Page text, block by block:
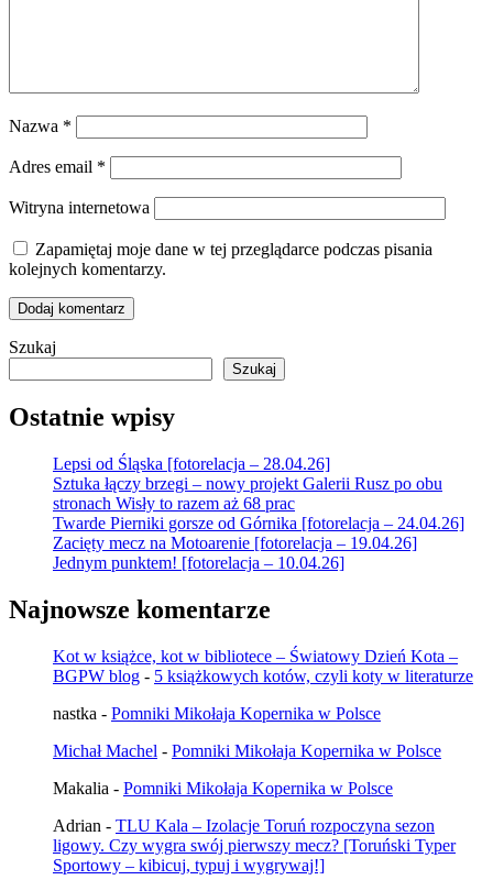
Nazwa *
Adres email *
Witryna internetowa
Zapamiętaj moje dane w tej przeglądarce podczas pisania
kolejnych komentarzy.
Szukaj
Szukaj
Ostatnie wpisy
Lepsi od Śląska [fotorelacja – 28.04.26]
Sztuka łączy brzegi – nowy projekt Galerii Rusz po obu
stronach Wisły to razem aż 68 prac
Twarde Pierniki gorsze od Górnika [fotorelacja – 24.04.26]
Zacięty mecz na Motoarenie [fotorelacja – 19.04.26]
Jednym punktem! [fotorelacja – 10.04.26]
Najnowsze komentarze
Kot w książce, kot w bibliotece – Światowy Dzień Kota –
BGPW blog - 5 książkowych kotów, czyli koty w literaturze
nastka - Pomniki Mikołaja Kopernika w Polsce
Michał Machel - Pomniki Mikołaja Kopernika w Polsce
Makalia - Pomniki Mikołaja Kopernika w Polsce
Adrian - TLU Kala – Izolacje Toruń rozpoczyna sezon
ligowy. Czy wygra swój pierwszy mecz? [Toruński Typer
Sportowy – kibicuj, typuj i wygrywaj!]